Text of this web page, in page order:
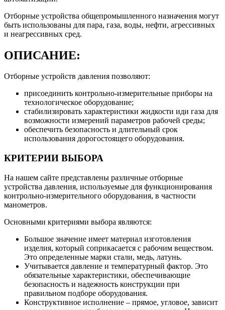
Отборные устройства общепромышленного назначения могут
быть использованы для пара, газа, воды, нефти, агрессивных
и неагрессивных сред.
ОПИСАНИЕ:
Отборные устройств давления позволяют:
присоединить контрольно-измерительные приборы на
технологическое оборудование;
стабилизировать характеристики жидкости иди газа для
возможности измерений параметров рабочей среды;
обеспечить безопасность и длительный срок
использования дорогостоящего оборудования.
КРИТЕРИИ ВЫБОРА
На нашем сайте представлены различные отборные
устройства давления, используемые для функционирования
контрольно-измерительного оборудования, в частности
манометров.
Основными критериями выбора являются:
Большое значение имеет материал изготовления
изделия, который соприкасается с рабочим веществом.
Это определенные марки стали, медь, латунь.
Учитывается давление и температурный фактор. Это
обязательные характеристики, обеспечивающие
безопасность и надежность конструкции при
правильном подборе оборудования.
Конструктивное исполнение – прямое, угловое, зависит